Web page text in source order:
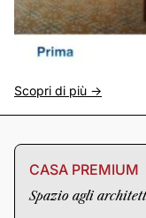
Scopri di più ->
CASA PREMIUM
Spazio agli